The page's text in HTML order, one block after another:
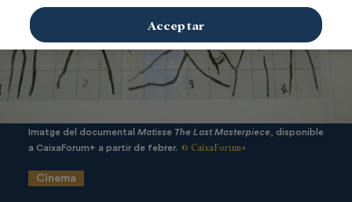
Imatge del documental Matisse The Last Masterpiece, disponible
a CaixaForum+ a partir de febrer. © CaixaForum+
Cinema
Acceptar